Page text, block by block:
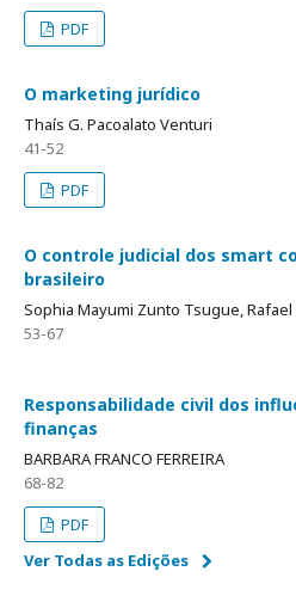
PDF
O marketing jurídico
Thaís G. Pacoalato Venturi
41-52
PDF
O controle judicial dos smart
brasileiro
Sophia Mayumi Zunto Tsugue,
53-67
Responsabilidade civil dos
finanças
BARBARA FRANCO FERREIRA
68-82
PDF
Ver Todas as Edições